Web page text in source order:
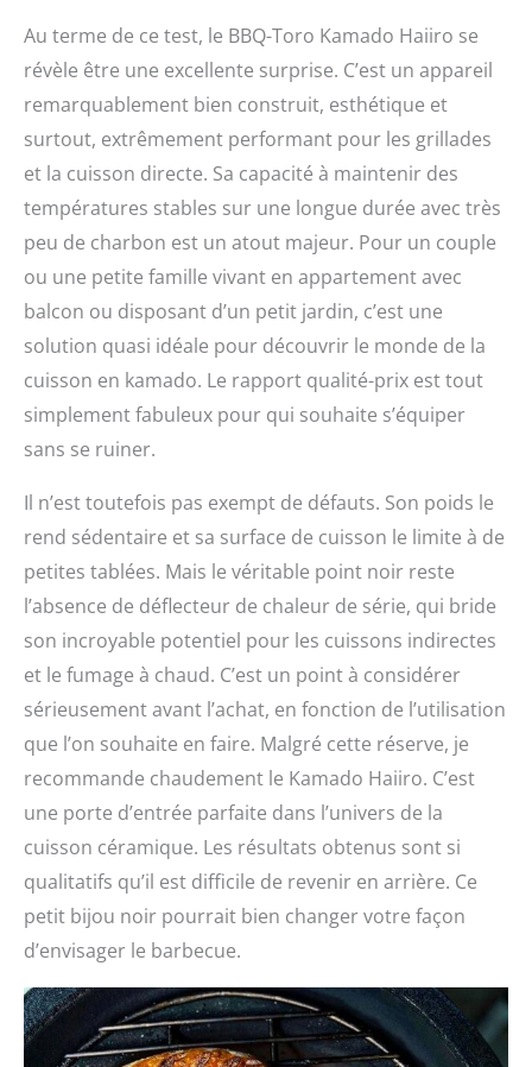
Au terme de ce test, le BBQ-Toro Kamado Haiiro se
révèle être une excellente surprise. C’est un appareil
remarquablement bien construit, esthétique et
surtout, extrêmement performant pour les grillades
et la cuisson directe. Sa capacité à maintenir des
températures stables sur une longue durée avec très
peu de charbon est un atout majeur. Pour un couple
ou une petite famille vivant en appartement avec
balcon ou disposant d’un petit jardin, c’est une
solution quasi idéale pour découvrir le monde de la
cuisson en kamado. Le rapport qualité-prix est tout
simplement fabuleux pour qui souhaite s’équiper
sans se ruiner.
Il n’est toutefois pas exempt de défauts. Son poids le
rend sédentaire et sa surface de cuisson le limite à de
petites tablées. Mais le véritable point noir reste
l’absence de déflecteur de chaleur de série, qui bride
son incroyable potentiel pour les cuissons indirectes
et le fumage à chaud. C’est un point à considérer
sérieusement avant l’achat, en fonction de l’utilisation
que l’on souhaite en faire. Malgré cette réserve, je
recommande chaudement le Kamado Haiiro. C’est
une porte d’entrée parfaite dans l’univers de la
cuisson céramique. Les résultats obtenus sont si
qualitatifs qu’il est difficile de revenir en arrière. Ce
petit bijou noir pourrait bien changer votre façon
d’envisager le barbecue.